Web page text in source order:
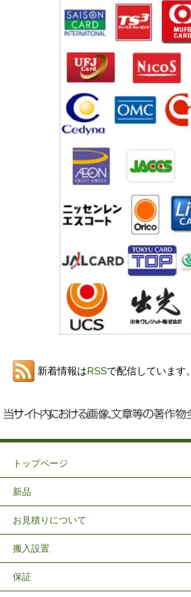
新着情報はRSSで配信しています。
トップページ
新品
お見積りについて
搬入設置
保証